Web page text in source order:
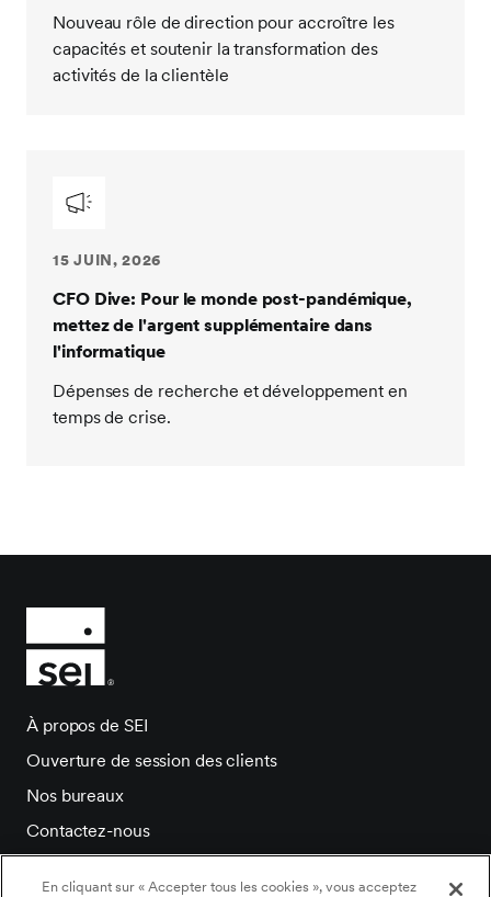
Nouveau rôle de direction pour accroître les
capacités et soutenir la transformation des
activités de la clientèle
15 JUIN, 2026
CFO Dive: Pour le monde post-pandémique,
mettez de l'argent supplémentaire dans
l'informatique
Dépenses de recherche et développement en
temps de crise.
À propos de SEI
Ouverture de session des clients
Nos bureaux
Contactez-nous
En cliquant sur « Accepter tous les cookies », vous acceptez